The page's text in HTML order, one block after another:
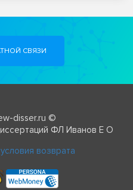
СВЯЗИ
disser.ru ©
ФЛ Иванов Е О
возврата